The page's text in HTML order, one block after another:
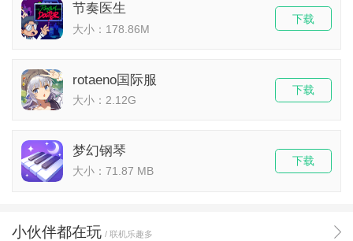
节奏医生
大小：178.86M
下载
rotaeno国际服
大小：2.12G
下载
梦幻钢琴
大小：71.87 MB
下载
小伙伴都在玩 / 联机乐趣多